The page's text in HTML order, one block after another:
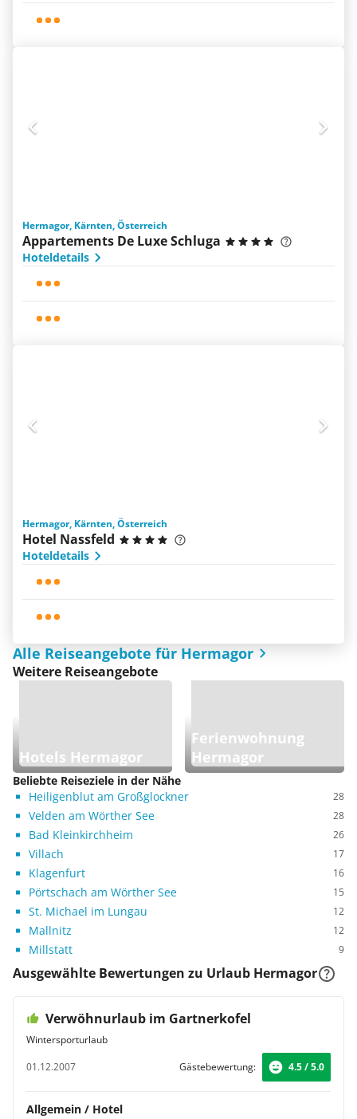
Hermagor, Kärnten, Österreich
Appartements De Luxe Schluga
Hoteldetails
Hermagor, Kärnten, Österreich
Hotel Nassfeld
Hoteldetails
Alle Reiseangebote für Hermagor
Weitere Reiseangebote
Hotels Hermagor
Ferienwohnung
Hermagor
Beliebte Reiseziele in der Nähe
Heiligenblut am Großglockner
28
Velden am Wörther See 28
Bad Kleinkirchheim 26
Villach 17
Klagenfurt 16
Pörtschach am Wörther See 15
St. Michael im Lungau 12
Mallnitz 12
Millstatt 9
Ausgewählte Bewertungen zu Urlaub Hermagor
Verwöhnurlaub im Gartnerkofel
Wintersporturlaub
01.12.2007
Gästebewertung: 4.5 / 5.0
Allgemein / Hotel